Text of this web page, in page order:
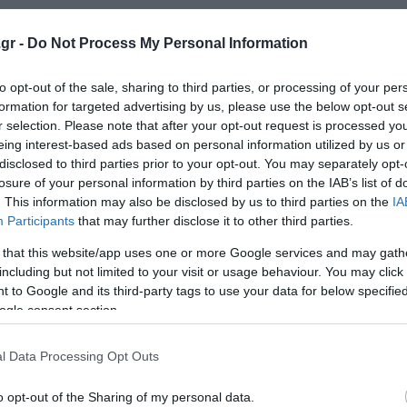
- Do Not Process My Personal Information
opt-out of the sale, sharing to third parties, or processing of your
for targeted advertising by us, please use the below opt-out
selection. Please note that after your opt-out request is processed
interest-based ads based on personal information utilized by us
to third parties prior to your opt-out. You may separately
of your personal information by third parties on the IAB’s list of
This information may also be disclosed by us to third parties on the
Participants that may further disclose it to other third parties.
that this website/app uses one or more Google services and may
but not limited to your visit or usage behaviour. You may
to Google and its third-party tags to use your data for below
consent section.
Data Processing Opt Outs
opt-out of the Sharing of my personal data.
νέες επιτυχίες τις οποίες θα πρέπει να επιδιώξει η
να ενισχύσουμε την παραγωγικότητα και να
για το δημόσιο και για τον ιδιωτικό τομέα. Ιδιαίτερα
να περιθωριοποιηθούν. Έχουμε το
αυτή την κατεύθυνση», ανέφερε.
της Ευρωπαϊκής Ένωσης, στο οποίο για την
«Με βάση τον πληθυσμό μας θα μπορούσαμε να
δισεκατομμύρια ευρώ. Είναι μισό ταμείο
με τις επιχειρήσεις και τα ερευνητικά κέντρα
προϋποθέτει συνεργασία των πανεπιστήμιων με τις
με τις προηγμένες χώρες της Ευρωπαϊκής